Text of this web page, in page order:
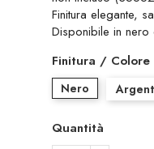
Finitura elegante,
Disponibile in nero
Finitura / Colore
Nero
Quantità